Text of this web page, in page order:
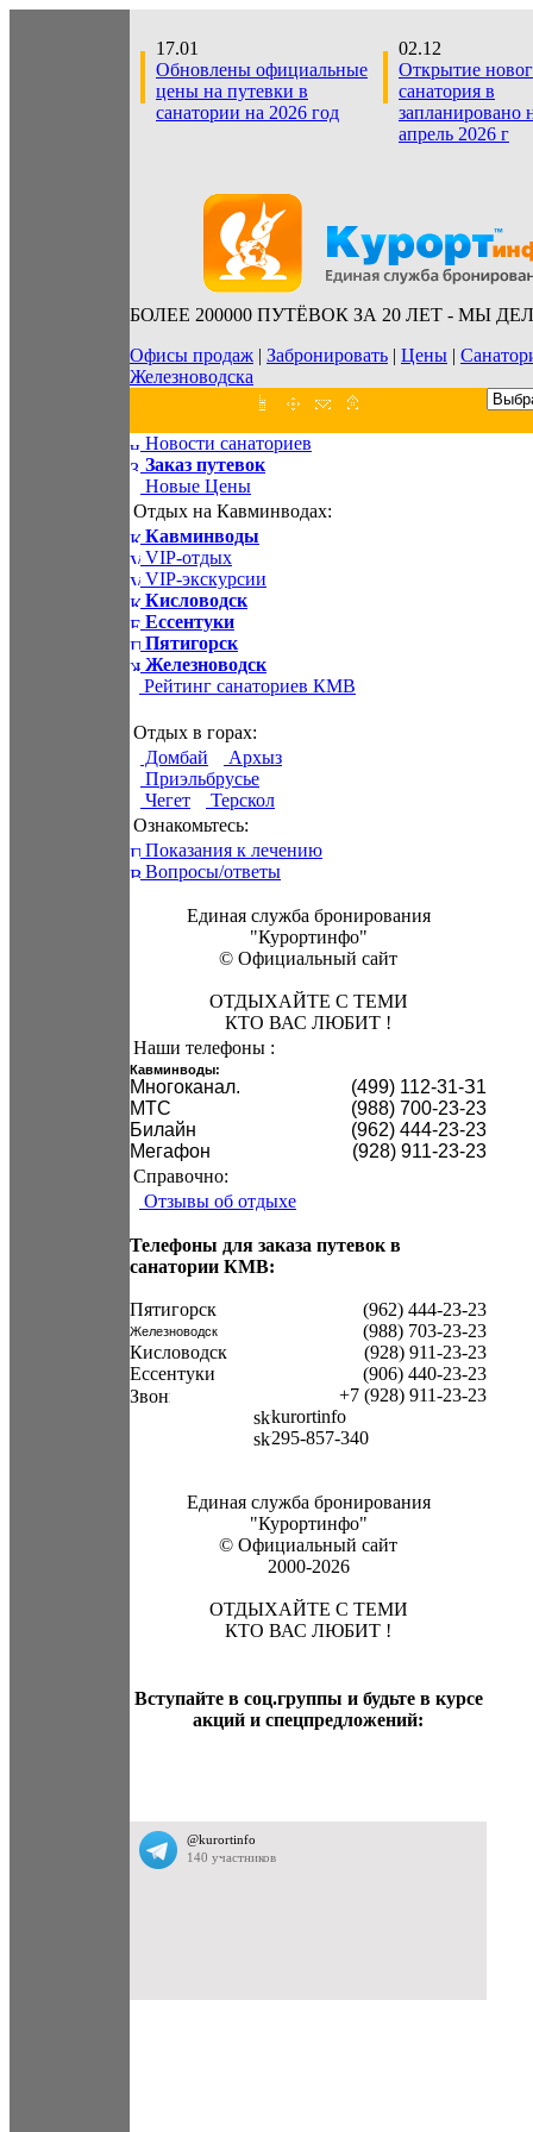
17.01
Обновлены официальные
цены на путевки в
санатории на 2026 год
02.12
Открытие
санатория в
запланировано
апрель 2026 г
БОЛЕЕ 200000 ПУТЁВОК ЗА 20 ЛЕТ - МЫ
Офисы продаж | Забронировать | Цены |
Железноводска
Новости санаториев
Заказ путевок
Новые Цены
Отдых на Кавминводах:
Кавминводы
VIP-отдых
VIP-экскурсии
Кисловодск
Ессентуки
Пятигорск
Железноводск
Рейтинг санаториев КМВ
Отдых в горах:
Домбай
Архыз
Приэльбрусье
Чегет
Терскол
Ознакомьтесь:
Показания к лечению
Вопросы/ответы
Единая служба бронирования
"Курортинфо"
© Официальный сайт
ОТДЫХАЙТЕ С ТЕМИ
КТО ВАС ЛЮБИТ !
Наши телефоны :
Кавминводы:
Mногоканал.
(499) 112-31-З1
МТС
(988) 700-23-23
Билайн
(962) 444-23-23
Мегафон
(928) 911-23-23
Справочно:
Отзывы об отдыхе
Телефоны для заказа путевок в
санатории КМВ:
Пятигорск (962) 444-23-23
Железноводск
(988) 703-23-23
Кисловодск
(928) 911-23-23
Ессентуки
(906) 440-23-23
+7 (928) 911-23-23
kurortinfo
295-857-340
Единая служба бронирования
"Курортинфо"
© Официальный сайт
2000-2026
ОТДЫХАЙТЕ С ТЕМИ
КТО ВАС ЛЮБИТ !
Вступайте в соц.группы и будьте в курсе
акций и спецпредложений: